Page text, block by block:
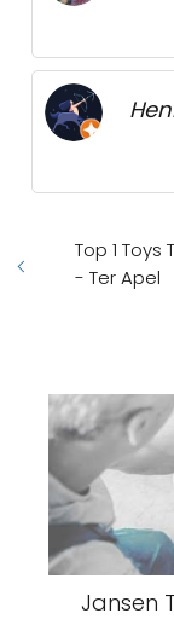
Top 1 Toys
- Ter Apel
Jansen